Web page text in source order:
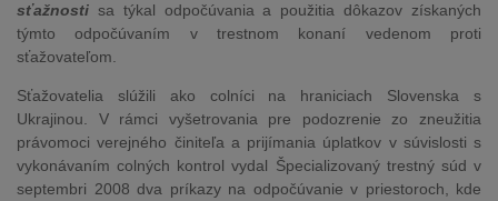
sťažnosti sa týkal odpočúvania a použitia dôkazov získaných
týmto odpočúvaním v trestnom konaní vedenom proti
sťažovateľom.
Sťažovatelia slúžili ako colníci na hraniciach Slovenska s
Ukrajinou. V rámci vyšetrovania pre podozrenie zo zneužitia
právomoci verejného činiteľa a prijímania úplatkov v súvislosti s
vykonávaním colných kontrol vydal Špecializovaný trestný súd v
septembri 2008 dva príkazy na odpočúvanie v priestoroch, kde